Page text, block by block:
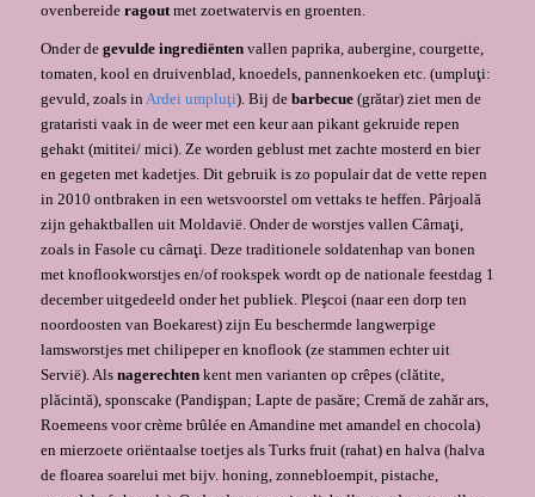
ovenbereide ragoutmet zoetwatervis en groenten.
Onder de gevulde ingrediëntenvallen paprika, aubergine, courgette,
tomaten, kool en druivenblad, knoedels, pannenkoeken etc. (umpluţi:
gevuld, zoals in Ardei umpluţi). Bij de barbecue(grătar) ziet men de
grataristi vaak in de weer met een keur aan pikant gekruide repen
gehakt (mititei/ mici). Ze worden geblust met zachte mosterd en bier
en gegeten met kadetjes. Dit gebruik is zo populair dat de vette repen
in 2010 ontbraken in een wetsvoorstel om vettaks te heffen. Pârjoală
zijn gehaktballen uit Moldavië. Onder de worstjes vallen Cârnaţi,
zoals in Fasole cu cârnaţi. Deze traditionele soldatenhap van bonen
met knoflookworstjes en/of rookspek wordt op de nationale feestdag 1
december uitgedeeld onder het publiek. Pleşcoi (naar een dorp ten
noordoosten van Boekarest) zijn Eu beschermde langwerpige
lamsworstjes met chilipeper en knoflook (ze stammen echter uit
Servië). Als nagerechtenkent men varianten op crêpes (clătite,
plăcintă), sponscake (Pandişpan; Lapte de pasăre; Cremă de zahăr ars,
Roemeens voor crème brûlée en Amandine met amandel en chocola)
en mierzoete oriëntaalse toetjes als Turks fruit (rahat) en halva (halva
de floarea soarelui met bijv. honing, zonnebloempit, pistache,